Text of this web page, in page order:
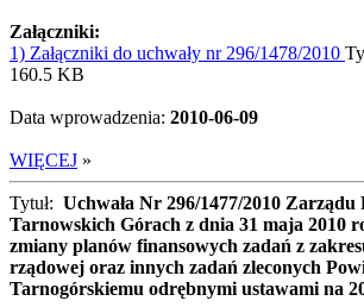
Załączniki:
1) Załączniki do uchwały nr 296/1478/2010
160.5 KB
Data wprowadzenia: 2010-06-09
WIĘCEJ »
Tytuł: Uchwała Nr 296/1477/2010 Zarządu
Tarnowskich Górach z dnia 31 maja 2010
zmiany planów finansowych zadań z
rządowej oraz innych zadań zleconych
Tarnogórskiemu odrębnymi ustawami na